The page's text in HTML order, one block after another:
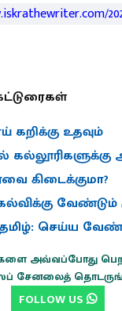
கறிக்கு உதவும்
கிடைக்குமா?
வேண்டும்
செய்ய
அவ்வப்போது
சேனலைத்
FOLLOW US